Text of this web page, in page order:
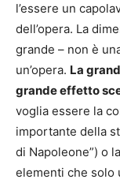
l’essere un
dell’opera. La
grande – non è
un’opera. La
grande effetto
voglia essere la
importante della
di Napoleone”) o
elementi che solo